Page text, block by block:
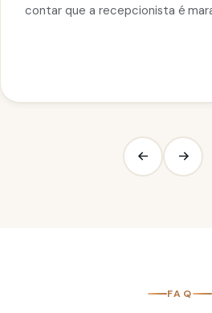
contar que a recepcionista é
FAQ